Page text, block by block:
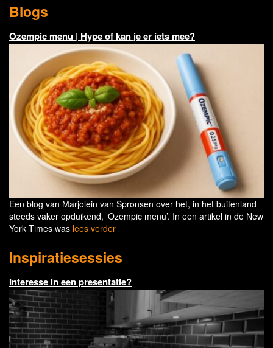
Blogs
Ozempic menu | Hype of kan je er iets mee?
Een blog van Marjolein van Spronsen over het, in het buitenland
steeds vaker opduikend, ‘Ozempic menu’. In een artikel in de New
York Times was lees verder
Inspiratiesessies
Interesse in een presentatie?